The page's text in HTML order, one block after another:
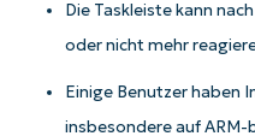
Die Taskleiste kann
oder nicht mehr
Einige Benutzer haben
insbesondere auf